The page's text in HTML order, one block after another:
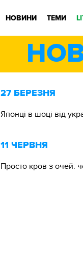
НОВИНИ ТЕМИ
27 БЕРЕЗНЯ
Японці в шоці від
11 ЧЕРВНЯ
Просто кров з очей: